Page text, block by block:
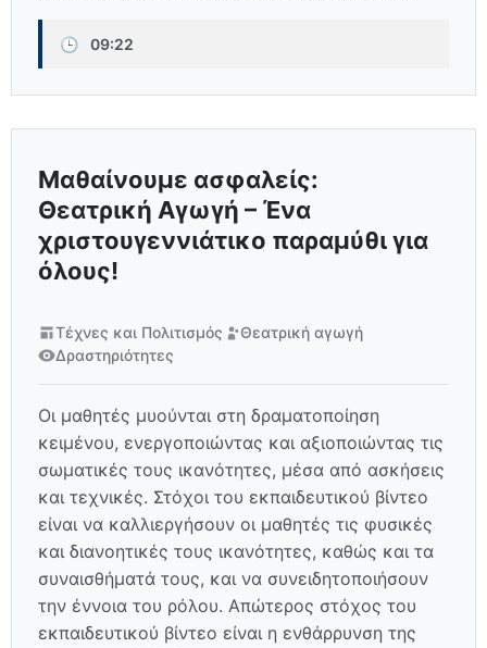
🕒 09:22
Μαθαίνουμε ασφαλείς:
Θεατρική Αγωγή – Ένα
χριστουγεννιάτικο παραμύθι για
όλους!
Τέχνες και Πολιτισμός
Θεατρική αγωγή
Δραστηριότητες
Οι μαθητές μυούνται στη δραματοποίηση
κειμένου, ενεργοποιώντας και αξιοποιώντας τις
σωματικές τους ικανότητες, μέσα από ασκήσεις
και τεχνικές. Στόχοι του εκπαιδευτικού βίντεο
είναι να καλλιεργήσουν οι μαθητές τις φυσικές
και διανοητικές τους ικανότητες, καθώς και τα
συναισθήματά τους, και να συνειδητοποιήσουν
την έννοια του ρόλου. Απώτερος στόχος του
εκπαιδευτικού βίντεο είναι η ενθάρρυνση της